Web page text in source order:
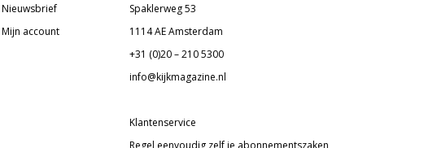
Nieuwsbrief
Mijn account
Spaklerweg 53
1114 AE Amsterdam
+31 (0)20 – 210 5300
info@kijkmagazine.nl
Klantenservice
Regel eenvoudig zelf je abonnementszaken